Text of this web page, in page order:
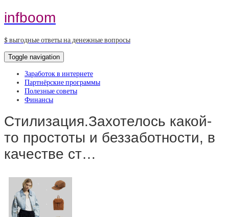
infboom
$ выгодные ответы на денежные вопросы
Toggle navigation
Заработок в интернете
Партнёрские программы
Полезные советы
Финансы
Стилизация.Захотелось какой-
то простоты и беззаботности, в
качестве ст…